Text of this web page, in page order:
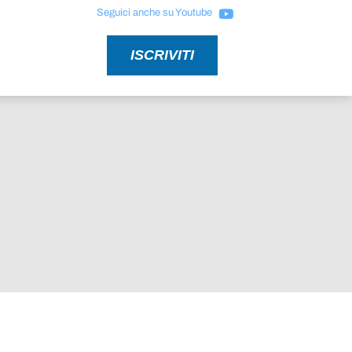
Seguici anche su Youtube
ISCRIVITI